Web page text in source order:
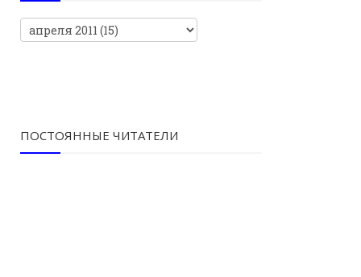
ПОСТОЯННЫЕ ЧИТАТЕЛИ